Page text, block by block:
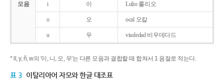
모음 i 이 Lulio 룰리오
o 오 ocal 오칼
u 우 viudedad 비우데다드
* ll, y, ñ, w의 '이, 니, 오, 우'는 다른 모음과 결합할 때 합쳐서 1 음절로 적는다.
표 3 이탈리아어 자모와 한글 대조표